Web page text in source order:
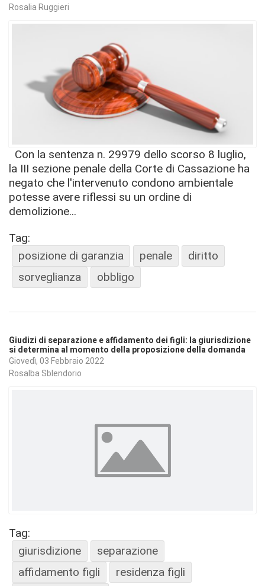
Rosalia Ruggieri
Con la sentenza n. 29979 dello scorso 8 luglio,
la III sezione penale della Corte di Cassazione ha
negato che l'intervenuto condono ambientale
potesse avere riflessi su un ordine di
demolizione...
Tag:
posizione di garanzia
penale
diritto
sorveglianza
obbligo
Giudizi di separazione e affidamento dei figli: la giurisdizione
si determina al momento della proposizione della domanda
Giovedì, 03 Febbraio 2022
Rosalba Sblendorio
Tag:
giurisdizione
separazione
affidamento figli
residenza figli